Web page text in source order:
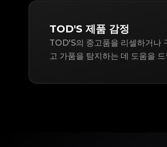
TOD'S 제품 감정
TOD'S의 중고품을 리셀하거
고 가품을 탐지하는 데 도움을